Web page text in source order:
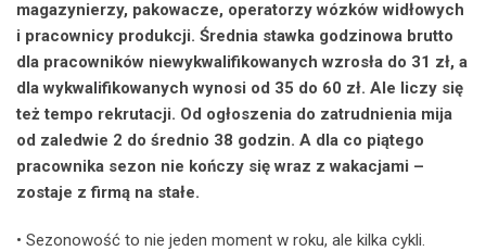
magazynierzy, pakowacze, operatorzy wózków widłowych
i pracownicy produkcji. Średnia stawka godzinowa brutto
dla pracowników niewykwalifikowanych wzrosła do 31 zł, a
dla wykwalifikowanych wynosi od 35 do 60 zł. Ale liczy się
też tempo rekrutacji. Od ogłoszenia do zatrudnienia mija
od zaledwie 2 do średnio 38 godzin. A dla co piątego
pracownika sezon nie kończy się wraz z wakacjami –
zostaje z firmą na stałe.
• Sezonowość to nie jeden moment w roku, ale kilka cykli.